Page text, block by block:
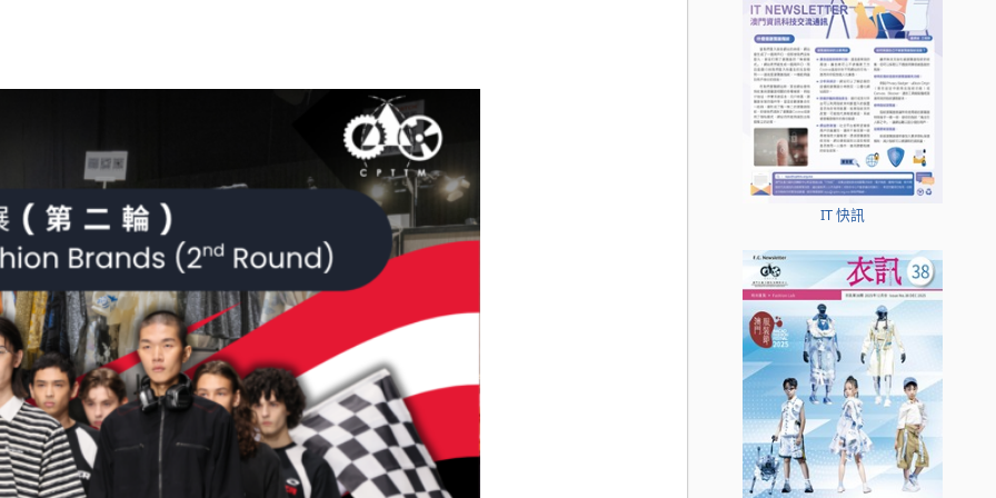
IT 快訊